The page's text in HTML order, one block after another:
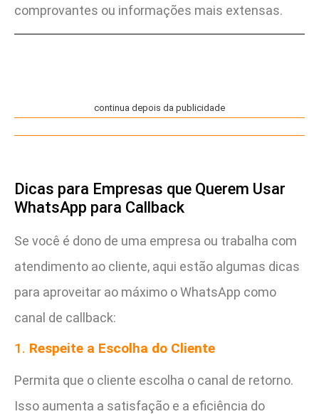
comprovantes ou informações mais extensas.
continua depois da publicidade
Dicas para Empresas que Querem Usar
WhatsApp para Callback
Se você é dono de uma empresa ou trabalha com
atendimento ao cliente, aqui estão algumas dicas
para aproveitar ao máximo o WhatsApp como
canal de callback:
1. Respeite a Escolha do Cliente
Permita que o cliente escolha o canal de retorno.
Isso aumenta a satisfação e a eficiência do